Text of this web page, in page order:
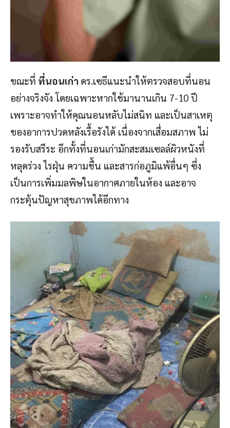
ขณะที่ ที่นอนเก่า ดร.เซธีแนะนำให้ตรวจสอบที่นอน
อย่างจริงจัง โดยเฉพาะหากใช้มานานเกิน 7-10 ปี
เพราะอาจทำให้คุณนอนหลับไม่สนิท และเป็นสาเหตุ
ของอาการปวดหลังเรื้อรังได้ เนื่องจากเสื่อมสภาพ ไม่
รองรับสรีระ อีกทั้งที่นอนเก่ามักสะสมเซลล์ผิวหนังที่
หลุดร่วง ไรฝุ่น ความชื้น และสารก่อภูมิแพ้อื่นๆ ซึ่ง
เป็นการเพิ่มมลพิษในอากาศภายในห้อง และอาจ
กระตุ้นปัญหาสุขภาพได้อีกทาง